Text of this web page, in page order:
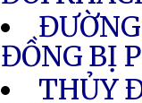
ĐỒNG BỊ
THỦY